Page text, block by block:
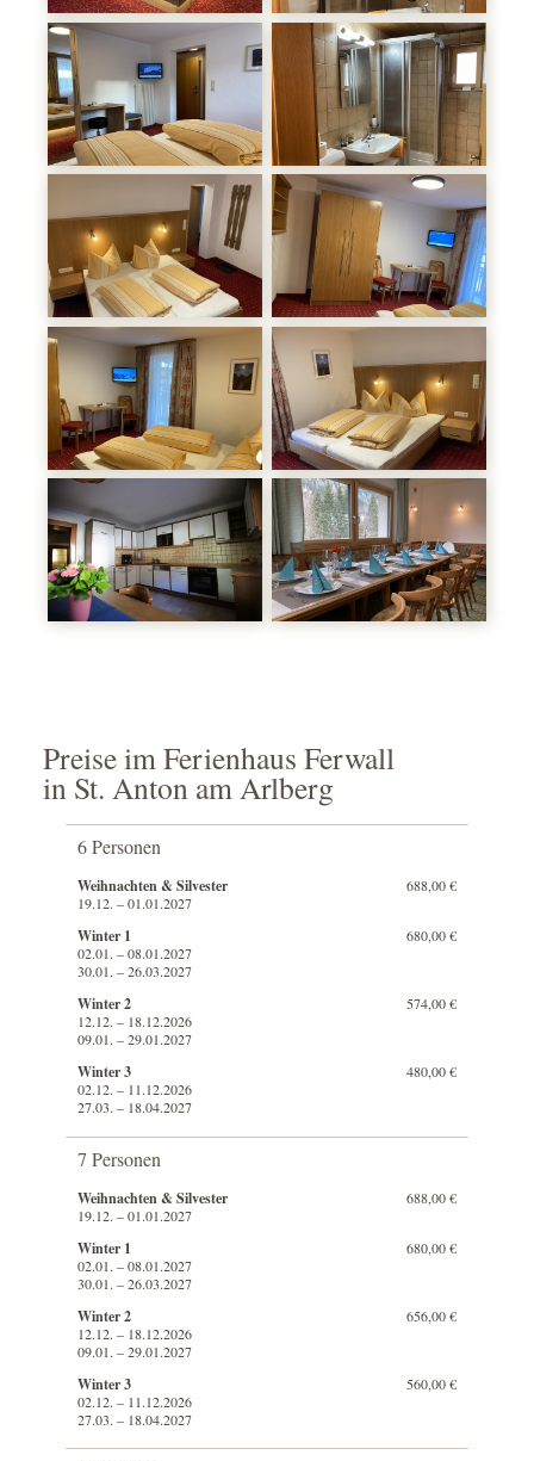
Preise im Ferienhaus Ferwall
in St. Anton am Arlberg
6 Personen
Weihnachten & Silvester
19.12. – 01.01.2027
688,00 €
Winter 1
02.01. – 08.01.2027
30.01. – 26.03.2027
680,00 €
Winter 2
12.12. – 18.12.2026
09.01. – 29.01.2027
574,00 €
Winter 3
02.12. – 11.12.2026
27.03. – 18.04.2027
480,00 €
7 Personen
Weihnachten & Silvester
19.12. – 01.01.2027
688,00 €
Winter 1
02.01. – 08.01.2027
30.01. – 26.03.2027
680,00 €
Winter 2
12.12. – 18.12.2026
09.01. – 29.01.2027
656,00 €
Winter 3
02.12. – 11.12.2026
27.03. – 18.04.2027
560,00 €